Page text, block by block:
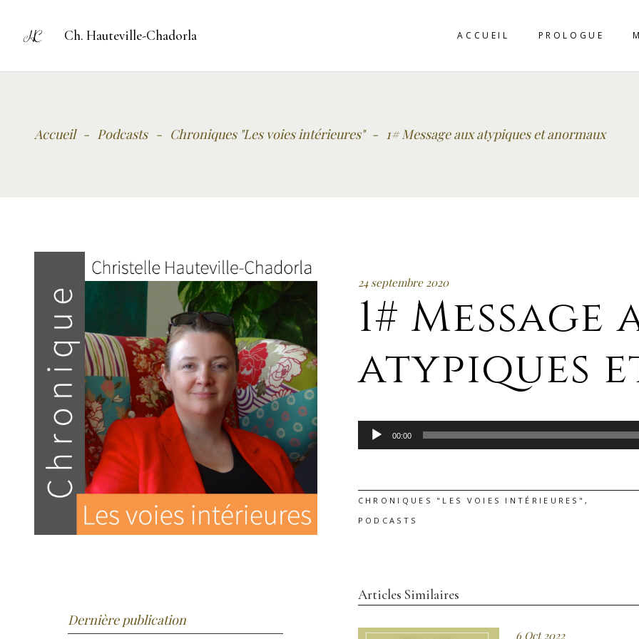
Ch. Hauteville-Chadorla ACCUEIL PROLOGUE
Accueil - Podcasts - Chroniques "Les voies intérieures" - 1# Message aux atypiques et anormaux
Dernière publication
24 septembre 2020
1# Message
atypiques
Lecteur
audio
00:00
CHRONIQUES "LES VOIES INTÉRIEURES" ,
PODCASTS
Articles Similaires
6 Oct 2022